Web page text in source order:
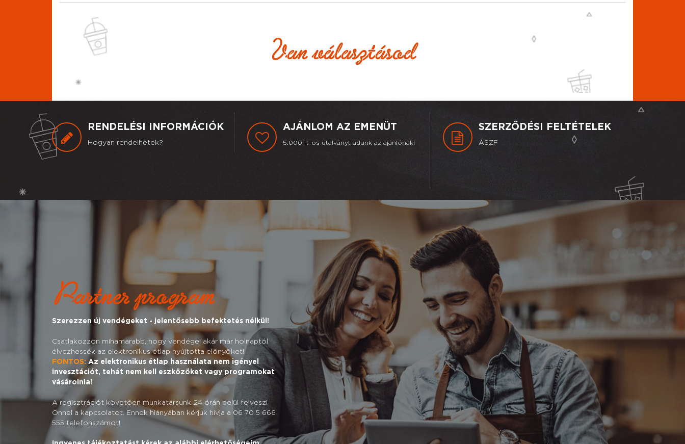
Van választásod
RENDELÉSI INFORMÁCIÓK
Hogyan rendelhetek?
AJÁNLOM AZ EMENÜT
5.000Ft-os utalványt adunk az ajánlónak!
SZERZŐDÉSI FELTÉTELEK
ÁSZF
Partner program
Szerezzen új vendégeket - jelentősebb befektetés nélkül!
Csatlakozzon mihamarabb, hogy vendégei akár már holnaptól
élvezhessék az elektronikus étlap nyújtotta előnyöket!
FONTOS: Az elektronikus étlap használata nem igényel
invesztációt, tehát nem kell eszközöket vagy programokat
vásárolnia!
A regisztrációt követően munkatársunk 24 órán belül felveszi
Önnel a kapcsolatot. Ennek hiányában kérjük hívja a 06 70 5 666
555 telefonszámot!